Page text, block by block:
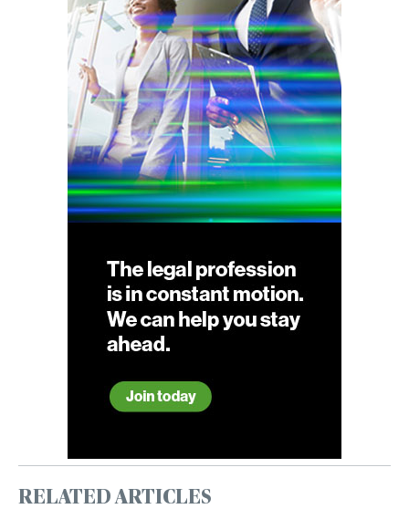
RELATED ARTICLES